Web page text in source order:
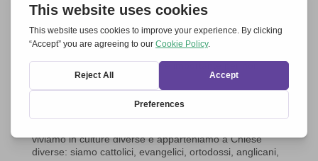
per l’Europa, durante la Veglia
ecumenica a Roma 2017
più preciso di così quello che è importante per noi:
–per–l’Europa
Siamo una rete ecumenica di 300 Comunità e
viviamo in culture diverse e apparteniamo a Chiese
diverse: siamo cattolici, evangelici, ortodossi, anglicani,